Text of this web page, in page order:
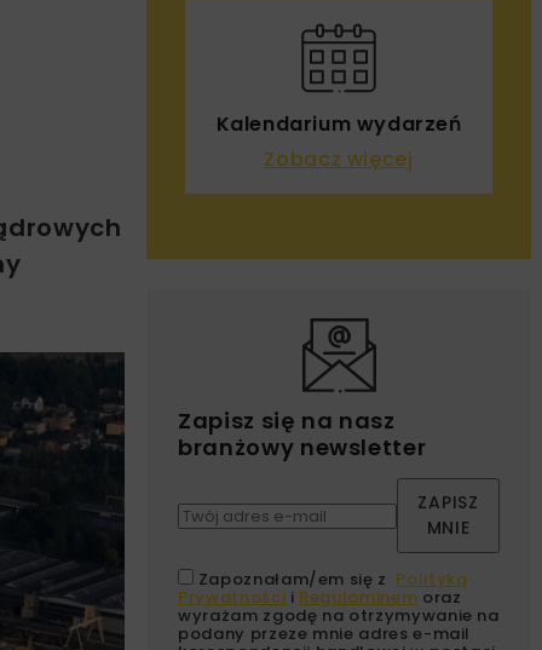
Kalendarium wydarzeń
Zobacz więcej
Zapisz się na nasz
branżowy newsletter
ZAPISZ
MNIE
Zapoznałam/em się z Polityką
Prywatności i Regulaminem oraz
wyrażam zgodę na otrzymywanie na
podany przeze mnie adres e-mail